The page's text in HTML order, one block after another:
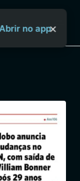
Abrir no app×